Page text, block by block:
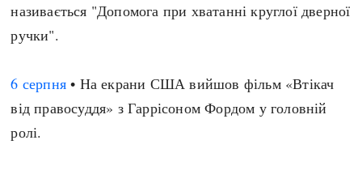
називається "Допомога при хватанні круглої дверної
ручки".
6 серпня • На екрани США вийшов фільм «Втікач
від правосуддя» з Гаррісоном Фордом у головній
ролі.